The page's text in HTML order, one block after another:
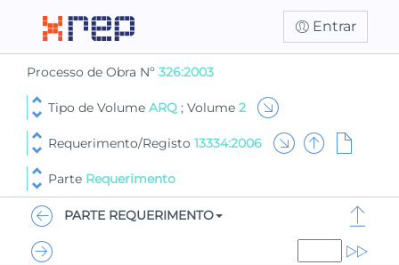
Entrar
Processo de Obra Nº 326:2003
Tipo de Volume ARQ ; Volume 2
Requerimento/Registo 13334:2006
Parte Requerimento
PARTE REQUERIMENTO